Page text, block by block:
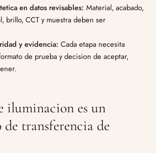
en datos revisables: Material, acabado,
brillo, CCT y muestra deben ser
y evidencia: Cada etapa necesita
de prueba y decision de aceptar,
iluminacion es un
transferencia de